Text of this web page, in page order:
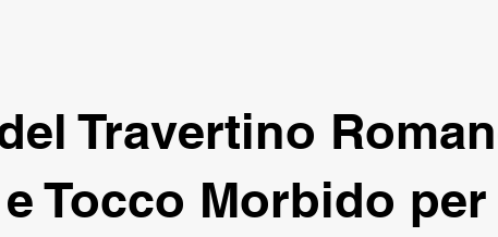
Travertino
Tocco Morbido per